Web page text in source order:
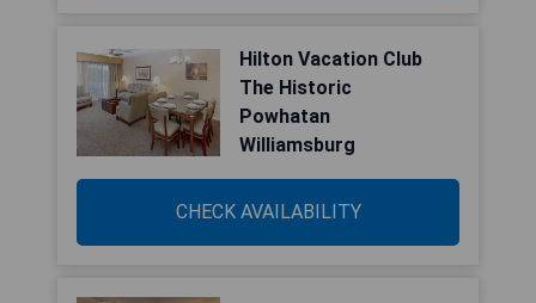
Hilton Vacation Club
The Historic
Powhatan
Williamsburg
CHECK AVAILABILITY